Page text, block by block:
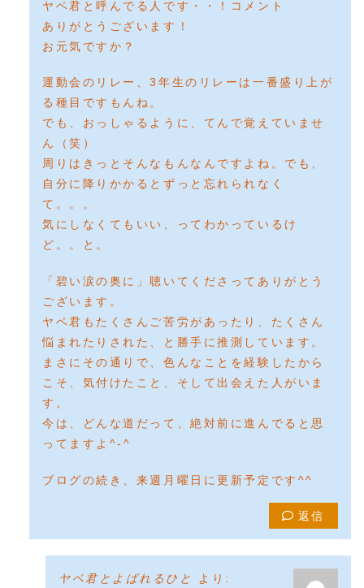
ヤベ君と呼んでる人です・・！コメント
ありがとうございます！
お元気ですか？
運動会のリレー、3年生のリレーは一番盛り上が
る種目ですもんね。
でも、おっしゃるように、てんで覚えていませ
ん（笑）
周りはきっとそんなもんなんですよね。でも、
自分に降りかかるとずっと忘れられなく
て。。。
気にしなくてもいい、ってわかっているけ
ど。。と。
「碧い涙の奥に」聴いてくださってありがとう
ございます。
ヤベ君もたくさんご苦労があったり、たくさん
悩まれたりされた、と勝手に推測しています。
まさにその通りで、色んなことを経験したから
こそ、気付けたこと、そして出会えた人がいま
す。
今は、どんな道だって、絶対前に進んでると思
ってますよ^-^
ブログの続き、来週月曜日に更新予定です^^
返信
ヤベ君とよばれるひと より: